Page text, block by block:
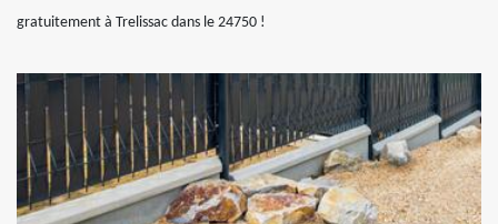
gratuitement à Trelissac dans le 24750 !